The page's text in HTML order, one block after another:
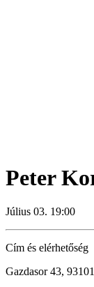
Peter
Július 03. 19:00
Cím és elérhetőség
Gazdasor 43, 93101